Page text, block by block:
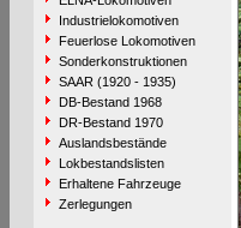
Industrielokomotiven
Feuerlose Lokomotiven
Sonderkonstruktionen
SAAR (1920 - 1935)
DB-Bestand 1968
DR-Bestand 1970
Auslandsbestände
Lokbestandslisten
Erhaltene Fahrzeuge
Zerlegungen